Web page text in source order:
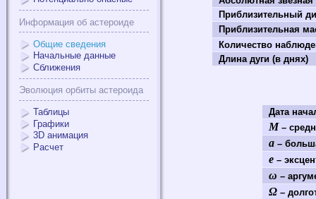
Информация об астероиде
Общие сведения
Начальные данные
Сближения
Эволюция орбиты астероида
Таблицы
Графики
3D анимация
Расчет
Приблизительный
Приблизительная
Количество
Длина дуги (в днях)
Дата
M –
a–
e–
ω –
Ω–